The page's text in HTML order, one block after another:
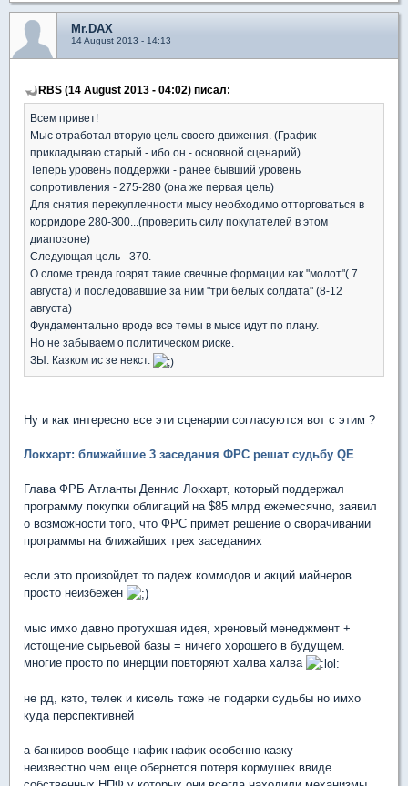
Mr.DAX
14 August 2013 - 14:13
RBS (14 August 2013 - 04:02) писал:
Всем привет!
Мыс отработал вторую цель своего движения. (График
прикладываю старый - ибо он - основной сценарий)
Теперь уровень поддержки - ранее бывший уровень
сопротивления - 275-280 (она же первая цель)
Для снятия перекупленности мысу необходимо отторговаться в
корридоре 280-300...(проверить силу покупателей в этом
диапозоне)
Следующая цель - 370.
О сломе тренда говрят такие свечные формации как "молот"( 7
августа) и последовавшие за ним "три белых солдата" (8-12
августа)
Фундаментально вроде все темы в мысе идут по плану.
Но не забываем о политическом риске.
ЗЫ: Казком ис зе некст.
Ну и как интересно все эти сценарии согласуются вот с этим ?
Локхарт: ближайшие 3 заседания ФРС решат судьбу QE
Глава ФРБ Атланты Деннис Локхарт, который поддержал
программу покупки облигаций на $85 млрд ежемесячно, заявил
о возможности того, что ФРС примет решение о сворачивании
программы на ближайших трех заседаниях
если это произойдет то падеж коммодов и акций майнеров
просто неизбежен
мыс имхо давно протухшая идея, хреновый менеджмент +
истощение сырьевой базы = ничего хорошего в будущем.
многие просто по инерции повторяют халва халва
не рд, кзто, телек и кисель тоже не подарки судьбы но имхо
куда перспективней
а банкиров вообще нафик нафик особенно казку
неизвестно чем еще обернется потеря кормушек ввиде